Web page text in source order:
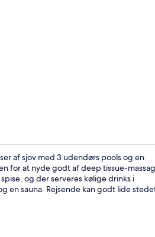
af sjov med 3 udendørs pools og en
for at nyde godt af deep tissue-
og der serveres kølige drinks i
sauna. Rejsende kan godt lide